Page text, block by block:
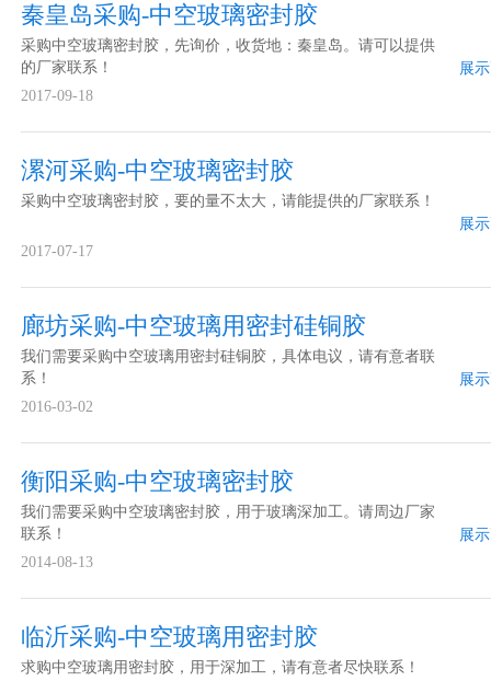
秦皇岛采购-中空玻璃密封胶
采购中空玻璃密封胶，先询价，收货地：秦皇岛。请可以提供
的厂家联系！
展
2017-09-18
漯河采购-中空玻璃密封胶
采购中空玻璃密封胶，要的量不太大，请能提供的厂家联系！
展
2017-07-17
廊坊采购-中空玻璃用密封硅铜胶
我们需要采购中空玻璃用密封硅铜胶，具体电议，请有意者联
系！
展
2016-03-02
衡阳采购-中空玻璃密封胶
我们需要采购中空玻璃密封胶，用于玻璃深加工。请周边厂家
联系！
展
2014-08-13
临沂采购-中空玻璃用密封胶
求购中空玻璃用密封胶，用于深加工，请有意者尽快联系！